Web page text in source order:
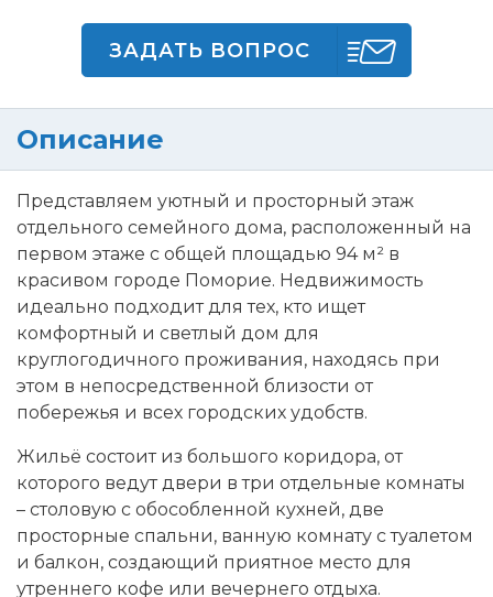
ЗАДАТЬ ВОПРОС
Описание
Представляем уютный и просторный этаж
отдельного семейного дома, расположенный на
первом этаже с общей площадью 94 м² в
красивом городе Поморие. Недвижимость
идеально подходит для тех, кто ищет
комфортный и светлый дом для
круглогодичного проживания, находясь при
этом в непосредственной близости от
побережья и всех городских удобств.
Жильё состоит из большого коридора, от
которого ведут двери в три отдельные комнаты
– столовую с обособленной кухней, две
просторные спальни, ванную комнату с туалетом
и балкон, создающий приятное место для
утреннего кофе или вечернего отдыха.